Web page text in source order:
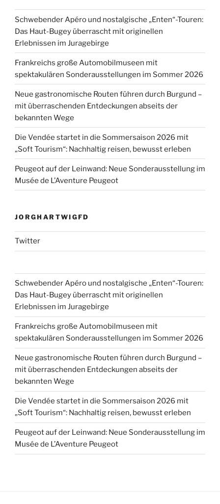
Schwebender Apéro und nostalgische „Enten“-Touren:
Das Haut-Bugey überrascht mit originellen
Erlebnissen im Juragebirge
Frankreichs große Automobilmuseen mit
spektakulären Sonderausstellungen im Sommer 2026
Neue gastronomische Routen führen durch Burgund –
mit überraschenden Entdeckungen abseits der
bekannten Wege
Die Vendée startet in die Sommersaison 2026 mit
„Soft Tourism“: Nachhaltig reisen, bewusst erleben
Peugeot auf der Leinwand: Neue Sonderausstellung im
Musée de L’Aventure Peugeot
JORGHARTWIGFD
Twitter
Schwebender Apéro und nostalgische „Enten“-Touren:
Das Haut-Bugey überrascht mit originellen
Erlebnissen im Juragebirge
Frankreichs große Automobilmuseen mit
spektakulären Sonderausstellungen im Sommer 2026
Neue gastronomische Routen führen durch Burgund –
mit überraschenden Entdeckungen abseits der
bekannten Wege
Die Vendée startet in die Sommersaison 2026 mit
„Soft Tourism“: Nachhaltig reisen, bewusst erleben
Peugeot auf der Leinwand: Neue Sonderausstellung im
Musée de L’Aventure Peugeot